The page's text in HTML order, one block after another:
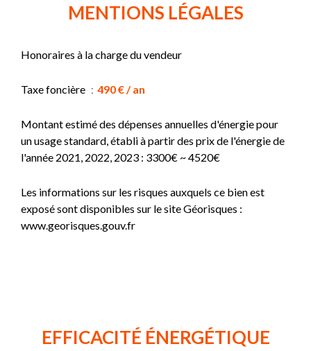
MENTIONS LÉGALES
Honoraires à la charge du vendeur
Taxe foncière 490 € / an
Montant estimé des dépenses annuelles d'énergie pour
un usage standard, établi à partir des prix de l'énergie de
l'année 2021, 2022, 2023 : 3300€ ~ 4520€
Les informations sur les risques auxquels ce bien est
exposé sont disponibles sur le site Géorisques :
www.georisques.gouv.fr
EFFICACITÉ ÉNERGÉTIQUE